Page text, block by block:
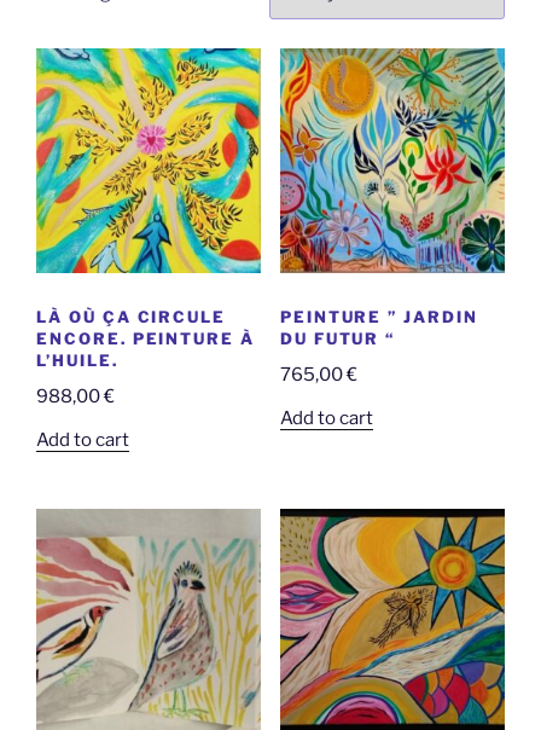
by
latest
LÀ OÙ ÇA CIRCULE
ENCORE. PEINTURE À
L’HUILE.
988,00€
Add to cart
PEINTURE ” JARDIN
DU FUTUR “
765,00€
Add to cart